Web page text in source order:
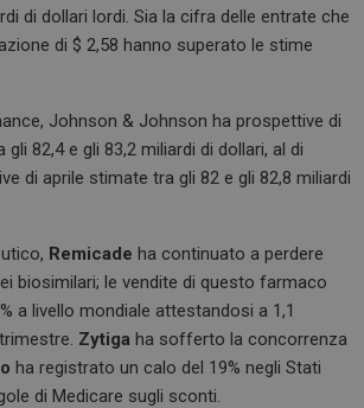
di dollari lordi. Sia la cifra delle entrate che
di $ 2,58 hanno superato le stime
Johnson & Johnson ha prospettive di
gli 82,4 e gli 83,2 miliardi di dollari, al di
di aprile stimate tra gli 82 e gli 82,8 miliardi
Remicade ha continuato a perdere
biosimilari; le vendite di questo farmaco
a livello mondiale attestandosi a 1,1
Zytiga ha sofferto la concorrenza
ha registrato un calo del 19% negli Stati
di Medicare sugli sconti.